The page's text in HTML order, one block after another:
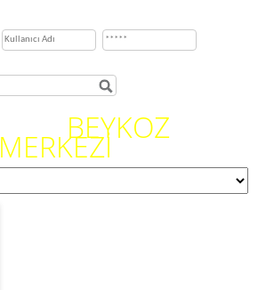
BEYKOZ